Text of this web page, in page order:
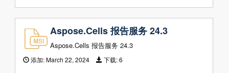
Aspose.Cells 报告服务 24.3
Aspose.Cells 报告服务 24.3
添加:March 22, 2024 下载:6